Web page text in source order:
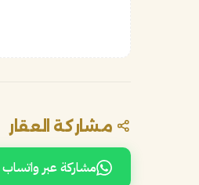
مشاركة العقار
مشاركة عبر واتساب